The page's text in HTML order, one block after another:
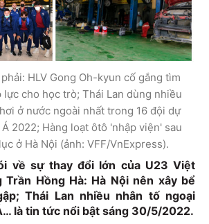
HLV Gong Oh-kyun cố gắng tìm
lực cho học trò; Thái Lan dùng nhiều
ở nước ngoài nhất trong 16 đội dự
2022; Hàng loạt ôtô 'nhập viện' sau
ở Hà Nội (ảnh: VFF/VnExpress).
về sự thay đổi lớn của U23 Việt
Trần Hồng Hà: Hà Nội nên xây bể
Thái Lan nhiều nhân tố ngoại
là tin tức nổi bật sáng 30/5/2022.